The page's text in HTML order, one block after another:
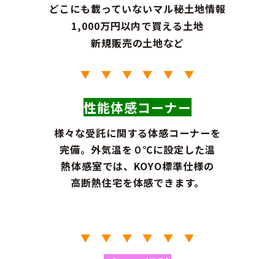
どこにも載っていないマル秘土地情報
1,000万円以内で買える土地
新規販売の土地など
▼ ▼ ▼ ▼ ▼ ▼
性能体感コーナー
様々な受託に関する体感コーナーを
完備。外気温を０℃に設定した温
熱体感室では、KOYO標準仕様の
高断熱住宅を体感できます。
▼ ▼ ▼ ▼ ▼ ▼